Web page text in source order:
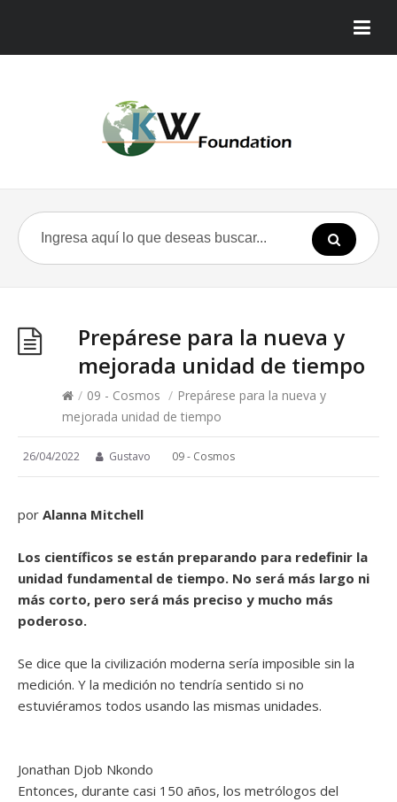
Prepárese para la nueva y
mejorada unidad de tiempo
/ 09 - Cosmos / Prepárese para la nueva y
mejorada unidad de tiempo
26/04/2022 Gustavo 09 - Cosmos
por Alanna Mitchell
Los científicos se están preparando para redefinir la
unidad fundamental de tiempo. No será más largo ni
más corto, pero será más preciso y mucho más
poderoso.
Se dice que la civilización moderna sería imposible sin la
medición. Y la medición no tendría sentido si no
estuviéramos todos usando las mismas unidades.
Jonathan Djob Nkondo
Entonces, durante casi 150 años, los metrólogos del